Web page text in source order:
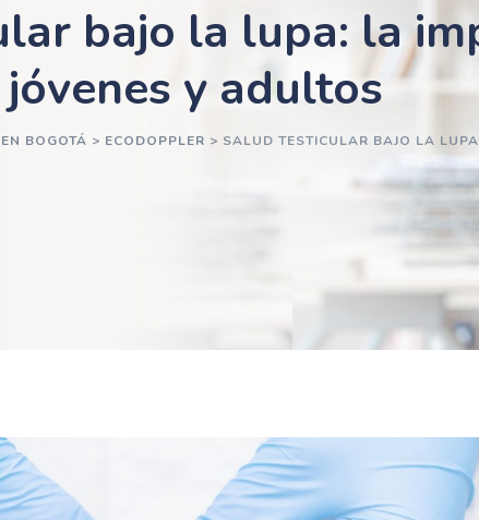
bajo la lupa: la
y adultos
BOGOTÁ > ECODOPPLER > SALUD TESTICULAR BAJO LA